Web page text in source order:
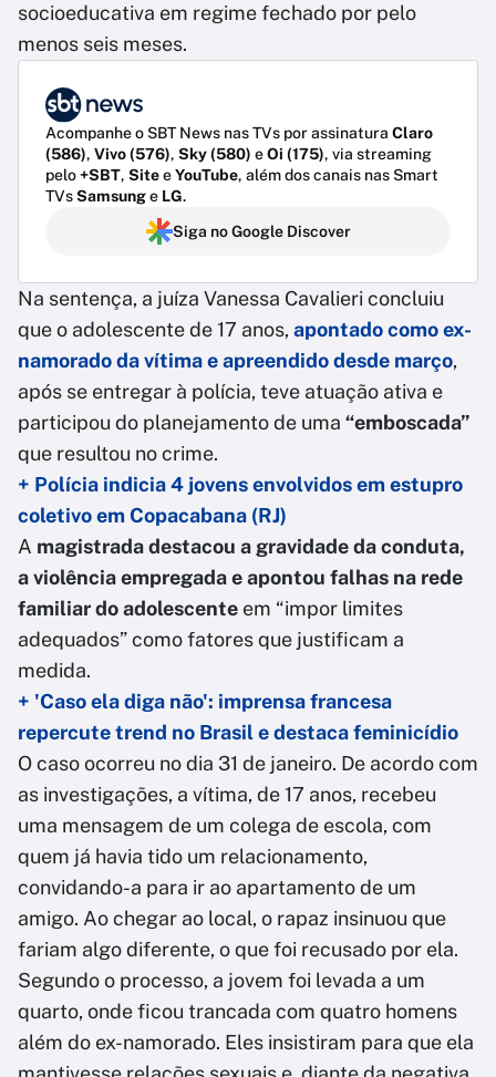
socioeducativa em regime fechado por pelo
menos seis meses.
Acompanhe o SBT News nas TVs por assinatura Claro
(586), Vivo (576), Sky (580) eOi (175), via streaming
pelo+SBT, SiteeYouTube, além dos canais nas Smart
TVsSamsunge LG.
Siga no Google Discover
Na sentença, a juíza Vanessa Cavalieri concluiu
que o adolescente de 17 anos, apontado como ex-
namorado da vítima e apreendido desde março,
após se entregar à polícia, teve atuação ativa e
participou do planejamento de uma “emboscada”
que resultou no crime.
+ Polícia indicia 4 jovens envolvidos em estupro
coletivo em Copacabana (RJ)
A magistrada destacou a gravidade da conduta,
a violência empregada e apontou falhas na rede
familiar do adolescente em “impor limites
adequados” como fatores que justificam a
medida.
+ 'Caso ela diga não': imprensa francesa
repercute trend no Brasil e destaca feminicídio
O caso ocorreu no dia 31 de janeiro. De acordo com
as investigações, a vítima, de 17 anos, recebeu
uma mensagem de um colega de escola, com
quem já havia tido um relacionamento,
convidando-a para ir ao apartamento de um
amigo. Ao chegar ao local, o rapaz insinuou que
fariam algo diferente, o que foi recusado por ela.
Segundo o processo, a jovem foi levada a um
quarto, onde ficou trancada com quatro homens
além do ex-namorado. Eles insistiram para que ela